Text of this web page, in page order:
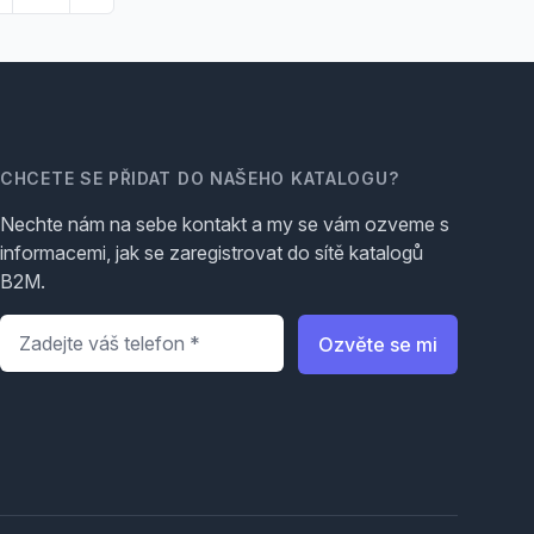
CHCETE SE PŘIDAT DO NAŠEHO KATALOGU?
Nechte nám na sebe kontakt a my se vám ozveme s
informacemi, jak se zaregistrovat do sítě katalogů
B2M.
Telefon
Ozvěte se mi